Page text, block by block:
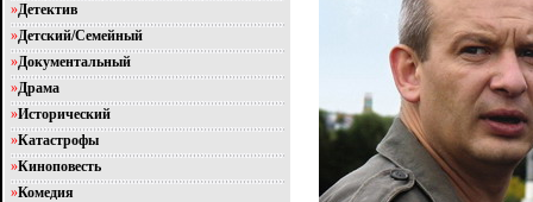
»Детектив
»Детский/Семейный
»Документальный
»Драма
»Исторический
»Катастрофы
»Киноповесть
»Комедия